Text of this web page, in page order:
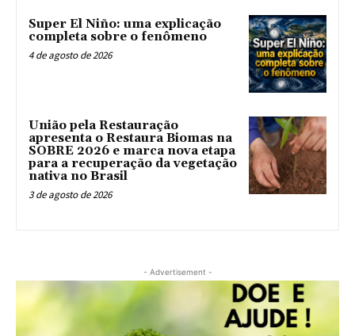
Super El Niño: uma explicação
completa sobre o fenômeno
4 de agosto de 2026
União pela Restauração
apresenta o Restaura Biomas na
SOBRE 2026 e marca nova etapa
para a recuperação da vegetação
nativa no Brasil
3 de agosto de 2026
- Advertisement -